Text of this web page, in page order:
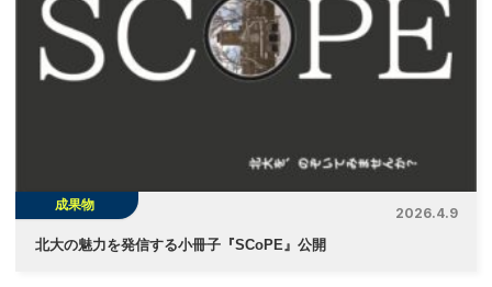
シ
ョ
成果物
2026.4.9
北大の魅力を発信する小冊子『SCoPE』公開